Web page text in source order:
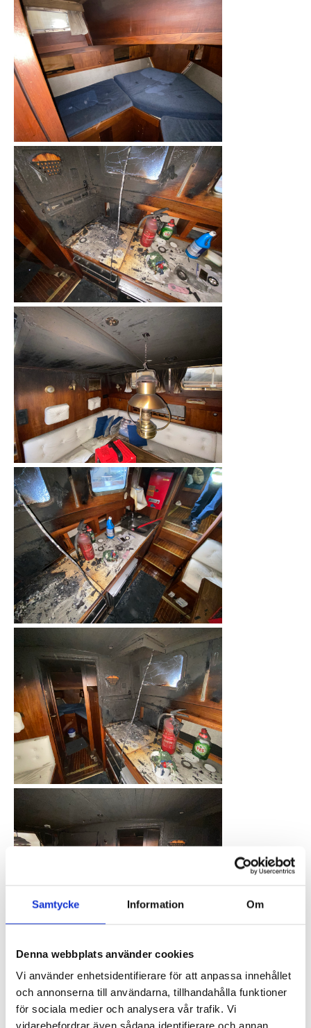
Samtycke Information Om
Denna webbplats använder cookies
Vi använder enhetsidentifierare för att anpassa innehållet
och annonserna till användarna, tillhandahålla funktioner
för sociala medier och analysera vår trafik. Vi
vidarebefordrar även sådana identifierare och annan